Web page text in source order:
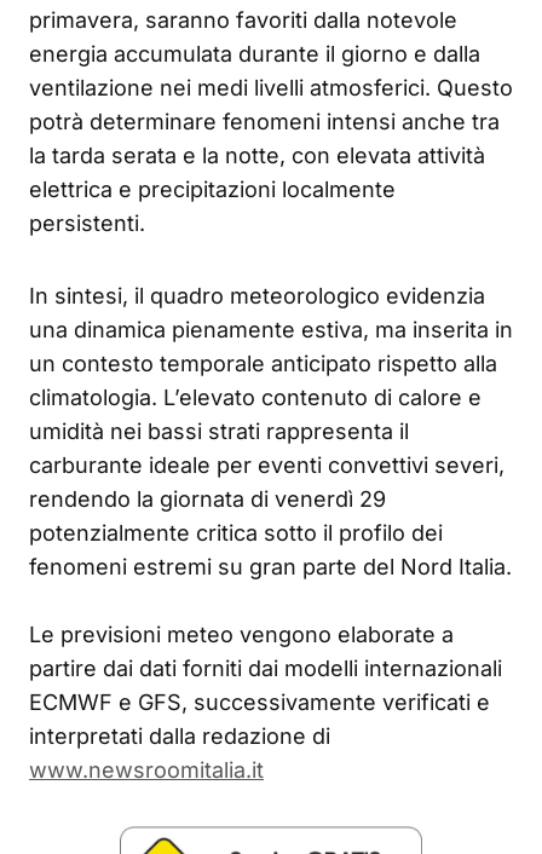
primavera, saranno favoriti dalla notevole
energia accumulata durante il giorno e dalla
ventilazione nei medi livelli atmosferici. Questo
potrà determinare fenomeni intensi anche tra
la tarda serata e la notte, con elevata attività
elettrica e precipitazioni localmente
persistenti.
In sintesi, il quadro meteorologico evidenzia
una dinamica pienamente estiva, ma inserita in
un contesto temporale anticipato rispetto alla
climatologia. L’elevato contenuto di calore e
umidità nei bassi strati rappresenta il
carburante ideale per eventi convettivi severi,
rendendo la giornata di venerdì 29
potenzialmente critica sotto il profilo dei
fenomeni estremi su gran parte del Nord Italia.
Le previsioni meteo vengono elaborate a
partire dai dati forniti dai modelli internazionali
ECMWF e GFS, successivamente verificati e
interpretati dalla redazione di
www.newsroomitalia.it